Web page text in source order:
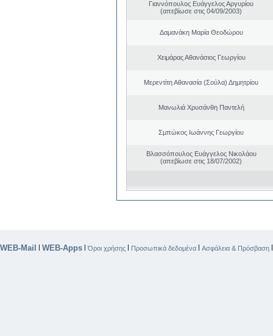
Γιαννόπουλος Ευάγγελος Αργυρίου
(απεβίωσε στις 04/09/2003)
Δαμανάκη Μαρία Θεοδώρου
Χειμάρας Αθανάσιος Γεωργίου
Μερεντίτη Αθανασία (Σούλα) Δημητρίου
Μανωλιά Χρυσάνθη Παντελή
Σμπώκος Ιωάννης Γεωργίου
Βλασσόπουλος Ευάγγελος Νικολάου
(απεβίωσε στις 18/07/2002)
WEB-Mail | WEB-Apps |Όροι χρήσης | Προσωπικά δεδομένα | Ασφάλεια & Πρόσβαση